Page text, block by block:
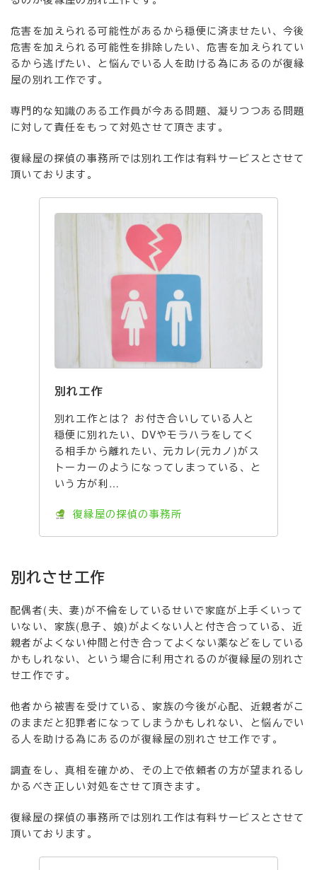
危害を加えられる可能性があるから穏便に済ませたい、今後
危害を加えられる可能性を排除したい、危害を加えられてい
るから逃げたい、と悩んでいる人を助ける為にあるのが復縁
屋の別れ工作です。
専門的な知識のある工作員が今ある問題、凝りつつある問題
に対して責任をもって対処させて頂きます。
復縁屋の探偵の事務所では別れ工作は有料サービスとさせて
頂いております。
別れ工作
別れ工作とは？ お付き合いしている人と
穏便に別れたい、DVやモラハラをしてく
る相手から離れたい、元カレ(元カノ)がス
トーカーのようになってしまっている、と
いう方が利…
復縁屋の探偵の事務所
別れさせ工作
配偶者(夫、妻)が不倫をしているせいで家庭が上手くいって
いない、家族(息子、娘)がよくない人と付き合っている、近
親者がよくない仲間と付き合ってよくない薬などをしている
かもしれない、という場合に利用されるのが復縁屋の別れさ
せ工作です。
他者から被害を受けている、家族の今後が心配、近親者がこ
のままだと犯罪者になってしまうかもしれない、と悩んでい
る人を助ける為にあるのが復縁屋の別れさせ工作です。
調査をし、真相を確かめ、その上で依頼者の方が望まれるし
かるべき正しい対処をさせて頂きます。
復縁屋の探偵の事務所では別れ工作は有料サービスとさせて
頂いております。